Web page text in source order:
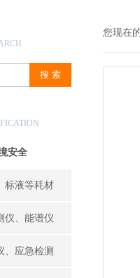
安全
标液等耗材
仪、能谱仪
、应急检测
您现在